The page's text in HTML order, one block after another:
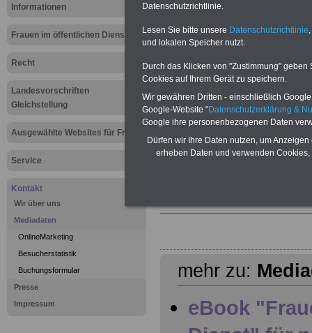
Informationen
Frauen im öffentlichen Dienst
Recht
Landesvorschriften
Gleichstellung
Ausgewählte Websites für Frauen
Service
Kontakt
Wir über uns
Mediadaten
OnlineMarketing
Besucherstatistik
Buchungsformular
Presse
Impressum
mehr zu:
eBook
Datenschutzrichtlinie.
Lesen Sie bitte unsere Datenschutzrichtlinie
und lokalen Speicher nutzt.
Durch das Klicken von "Zustimmung"
Cookies auf Ihrem Gerät zu speichern.
Wir gewähren Dritten - einschließlich
Google-Website "Datenschutzerklärung &
Google ihre personenbezogenen Daten
Dürfen wir Ihre Daten nutzen, um
erheben Daten und verwenden